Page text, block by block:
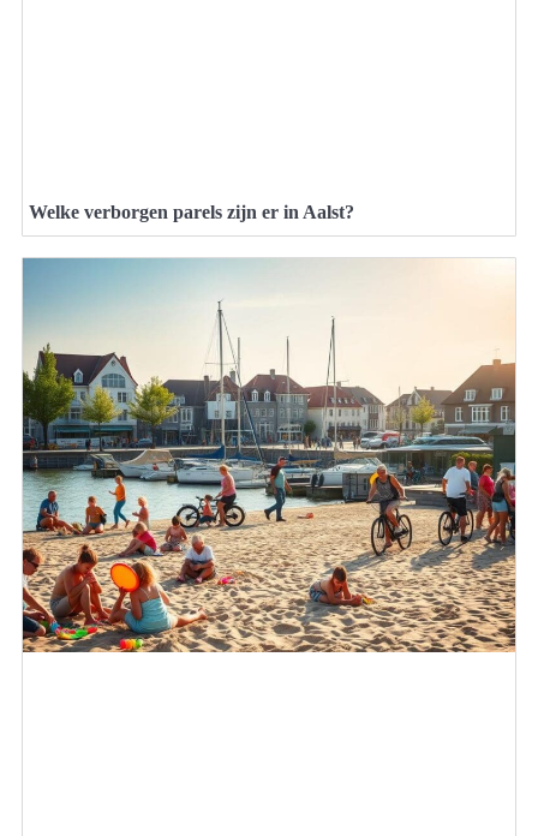
Welke verborgen parels zijn er in Aalst?